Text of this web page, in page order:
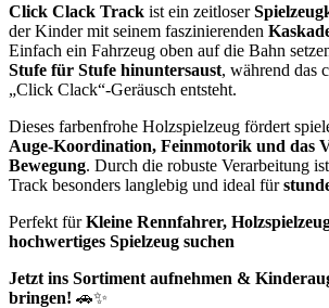
Click Clack Track ist ein zeitloser
der Kinder mit seinem faszinierenden
Einfach ein Fahrzeug oben auf die Bahn
Stufe für Stufe hinuntersaust, während das
„Click Clack“-Geräusch entsteht.
Dieses farbenfrohe Holzspielzeug fördert
Auge-Koordination, Feinmotorik und das
Bewegung. Durch die robuste Verarbeitung
Track besonders langlebig und ideal für
Perfekt fürKleine Rennfahrer,
hochwertiges Spielzeug suchen
Jetzt ins Sortiment aufnehmen &
bringen! 🚗✨